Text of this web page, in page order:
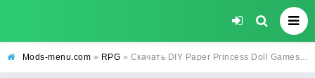
Mods-menu.com » RPG » Скачать DIY Paper Princess Doll Games Взлом (Все открыто) на Андроид бесплатно